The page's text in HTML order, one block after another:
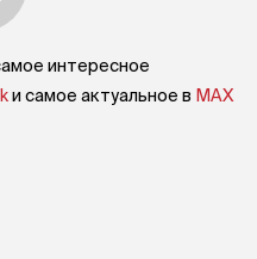
интересное
и самое актуальное в MAX